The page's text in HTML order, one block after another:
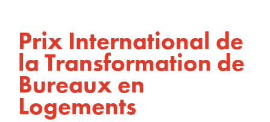
Prix International de
la Transformation de
Bureaux en
Logements